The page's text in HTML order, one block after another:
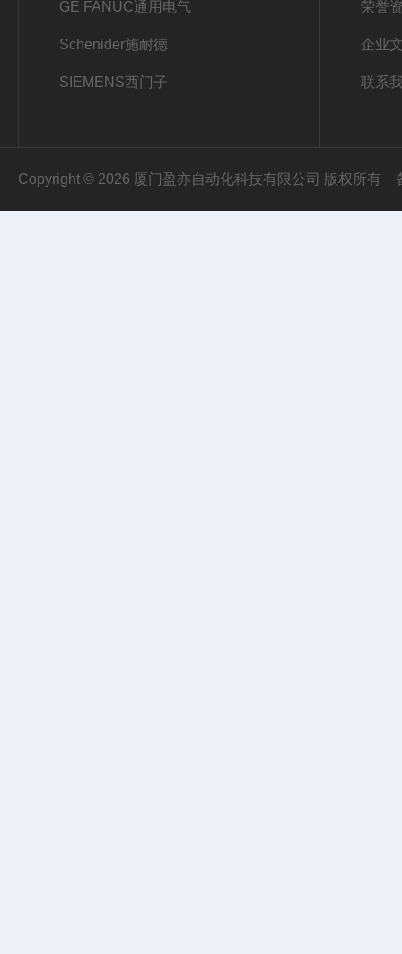
GE FANUC通用电气
Schenider施耐德
SIEMENS西门子
荣誉
企业
联系
Copyright © 2026 厦门盈亦自动化科技有限公司 版权所有